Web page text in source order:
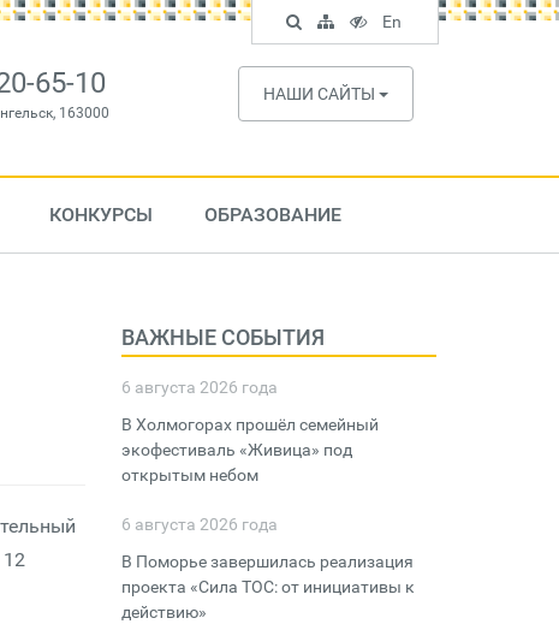
65-10
163000
НАШИ САЙТЫ
КОНКУРСЫ ОБРАЗОВАНИЕ
12
ВАЖНЫЕ СОБЫТИЯ
6 августа 2026 года
В Холмогорах прошёл семейный
экофестиваль «Живица» под
открытым небом
6 августа 2026 года
В Поморье завершилась реализация
проекта «Сила ТОС: от инициативы к
действию»
Поиск
по
сайту
Карта
сайта
Версия
для
слабовидящих
En
English